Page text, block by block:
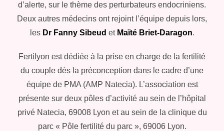
d’alerte, sur le thème des perturbateurs endocriniens.
Deux autres médecins ont rejoint l’équipe depuis lors,
les Dr Fanny Sibeud et Maïté Briet-Daragon.
Fertilyon est dédiée à la prise en charge de la fertilité
du couple dès la préconception dans le cadre d’une
équipe de PMA (AMP Natecia). L’association est
présente sur deux pôles d’activité au sein de l’hôpital
privé Natecia, 69008 Lyon et au sein de la clinique du
parc « Pôle fertilité du parc », 69006 Lyon.